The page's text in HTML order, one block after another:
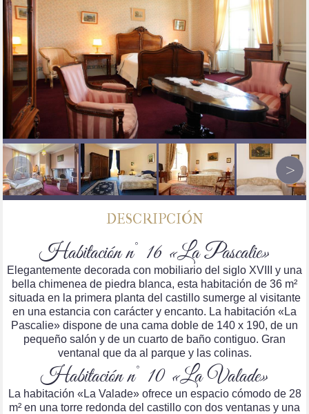
DESCRIPCIÓN
Habitación n° 16 «La Pascalie»
Elegantemente decorada con mobiliario del siglo XVIII y una
bella chimenea de piedra blanca, esta habitación de 36 m²
situada en la primera planta del castillo sumerge al visitante
en una estancia con carácter y encanto. La habitación «La
Pascalie» dispone de una cama doble de 140 x 190, de un
pequeño salón y de un cuarto de baño contiguo. Gran
ventanal que da al parque y las colinas.
Habitación n° 10 «La Valade»
La habitación «La Valade» ofrece un espacio cómodo de 28
m² en una torre redonda del castillo con dos ventanas y una